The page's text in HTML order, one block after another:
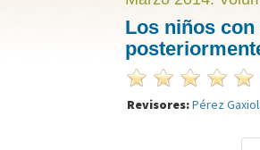
Los niños
Revisores:Pérez